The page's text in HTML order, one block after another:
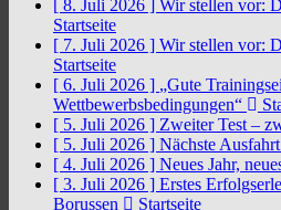
[ 8. Juli 2026 ] Wir stellen vor:
Startseite
[ 7. Juli 2026 ] Wir stellen vor:
Startseite
[ 6. Juli 2026 ] „Gute
Wettbewerbsbedingungen“
[ 5. Juli 2026 ] Zweiter Test –
[ 5. Juli 2026 ] Nächste
[ 4. Juli 2026 ] Neues Jahr,
[ 3. Juli 2026 ] Erstes
Borussen
Startseite